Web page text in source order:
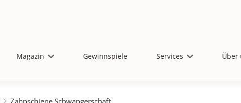
Magazin Gewinnspiele Services Über